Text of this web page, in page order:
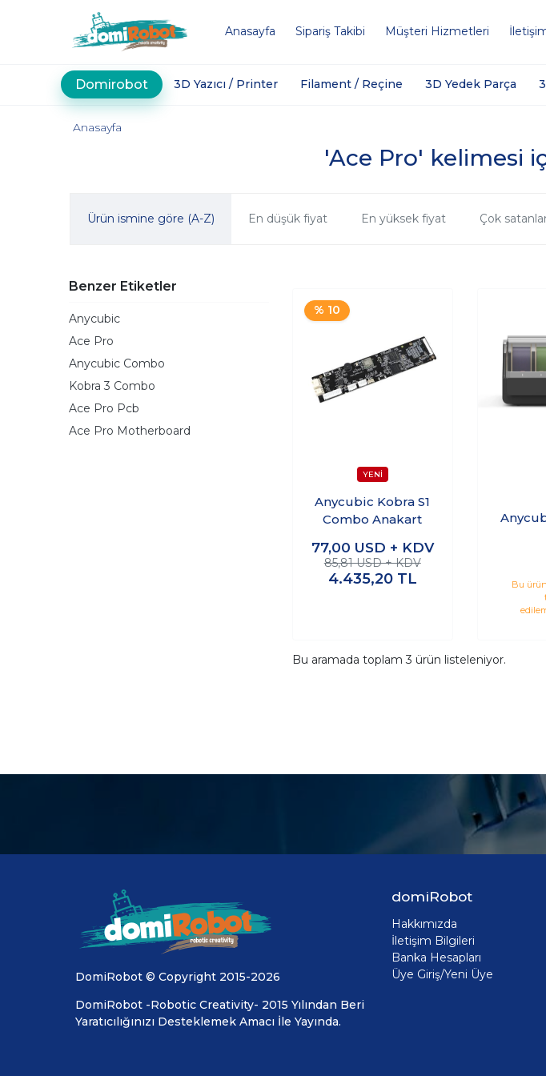
Anasayfa Sipariş Takibi Müşteri Hizmetleri
Domirobot 3D Yazıcı / Printer Filament / Reçine 3D Yedek Parça
'Ace Pro' kelimesi
Anasayfa
Ürün ismine göre (A-Z) En düşük fiyat En yüksek fiyat Çok
Benzer Etiketler
Anycubic
Ace Pro
Anycubic Combo
Kobra 3 Combo
Ace Pro Pcb
Ace Pro Motherboard
% 10
Anycubic Kobra S1
Combo Anakart
77,00 USD + KDV
85,81 USD + KDV
4.435,20 TL
Bu
Bu aramada toplam3 ürün listeleniyor.
DomiRobot © Copyright 2015-2026
DomiRobot -Robotic Creativity- 2015 Yılından Beri
Yaratıcılığınızı Desteklemek Amacı İle Yayında.
domiRobot
Hakkımızda
İletişim Bilgileri
Banka Hesapları
Üye Giriş/Yeni Üye